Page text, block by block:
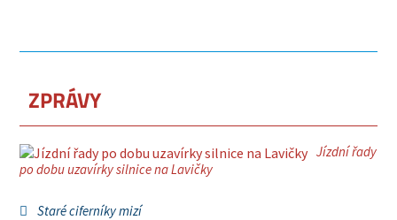
ZPRÁVY
Jízdní řady
po dobu uzavírky silnice na Lavičky
Staré ciferníky mizí